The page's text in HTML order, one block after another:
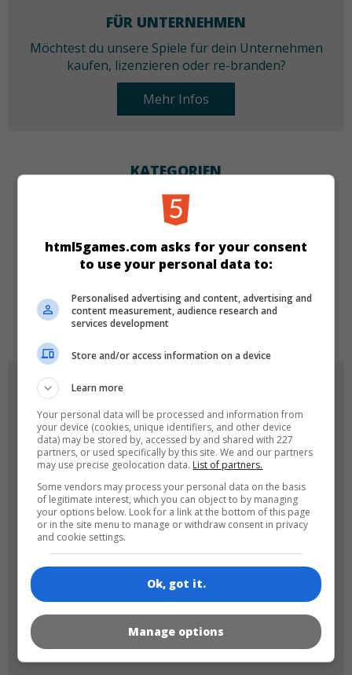
FÜR UNTERNEHMEN
Möchtest du unsere Spiele für dein Unternehmen
kaufen, lizenzieren oder re-branden?
Mehr Infos
KATEGORIEN
Denkspiele
SPRACHEN
de tr en
180x180 120x120
60x60
html5games.com asks for your consent
to use your personal data to:
Personalised advertising and content, advertising and
content measurement, audience research and
services development
Store and/or access information on a device
Learn more
Your personal data will be processed and information from
your device (cookies, unique identifiers, and other device
data) may be stored by, accessed by and shared with 227
partners, or used specifically by this site. We and our partners
may use precise geolocation data. List of partners.
Some vendors may process your personal data on the basis
of legitimate interest, which you can object to by managing
your options below. Look for a link at the bottom of this page
or in the site menu to manage or withdraw consent in privacy
and cookie settings.
Ok, got it.
Manage options